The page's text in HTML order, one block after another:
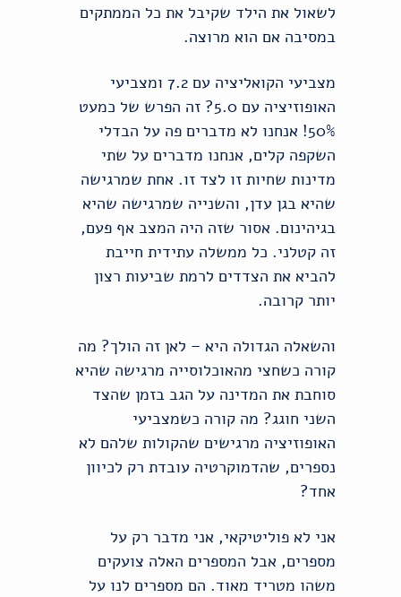
לשאול את הילד שקיבל את כל הממתקים
במסיבה אם הוא מרוצה.
מצביעי הקואליציה עם 7.2 ומצביעי
האופוזיציה עם 5.0? זה הפרש של כמעט
50%! אנחנו לא מדברים פה על הבדלי
השקפה קלים, אנחנו מדברים על שתי
מדינות שחיות זו לצד זו. אחת שמרגישה
שהיא בגן עדן, והשנייה שמרגישה שהיא
בגיהינום. אסור שזה היה המצב אף פעם,
זה קטלני. כל ממשלה עתידית חייבת
להביא את הצדדים לרמת שביעות רצון
יותר קרובה.
והשאלה הגדולה היא – לאן זה הולך? מה
קורה כשחצי מהאוכלוסייה מרגישה שהיא
סוחבת את המדינה על הגב בזמן שהצד
השני חוגג? מה קורה כשמצביעי
האופוזיציה מרגישים שהקולות שלהם לא
נספרים, שהדמוקרטיה עובדת רק לכיוון
אחד?
אני לא פוליטיקאי, אני מדבר רק על
מספרים, אבל המספרים האלה צועקים
משהו מטריד מאוד. הם מספרים לנו על